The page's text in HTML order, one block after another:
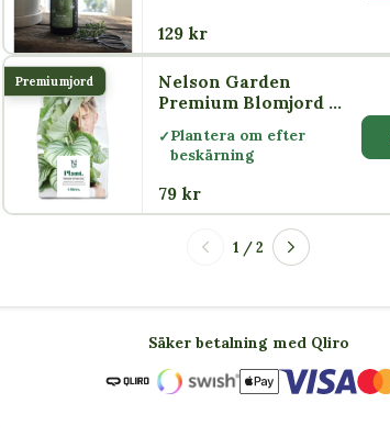
129 kr
Premiumjord
Nelson Garden
Premium Blomjord 4
Plantera om efter
beskärning
79 kr
1 / 2
Säker betalning med Qliro